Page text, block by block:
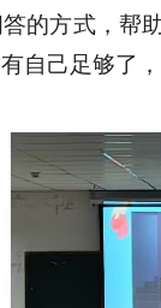
的方式，帮
己足够了